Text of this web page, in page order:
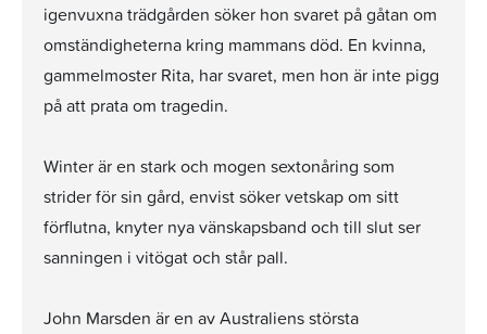
igenvuxna trädgården söker hon svaret på gåtan om
omständigheterna kring mammans död. En kvinna,
gammelmoster Rita, har svaret, men hon är inte pigg
på att prata om tragedin.
Winter är en stark och mogen sextonåring som
strider för sin gård, envist söker vetskap om sitt
förflutna, knyter nya vänskapsband och till slut ser
sanningen i vitögat och står pall.
John Marsden är en av Australiens största